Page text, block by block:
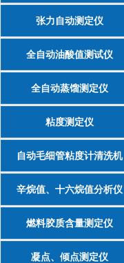
张力自动测定仪
全自动油酸值测试仪
全自动蒸馏测定仪
粘度测定仪
自动毛细管粘度计清洗机
辛烷值、十六烷值分析仪
燃料胶质含量测定仪
凝点、倾点测定仪